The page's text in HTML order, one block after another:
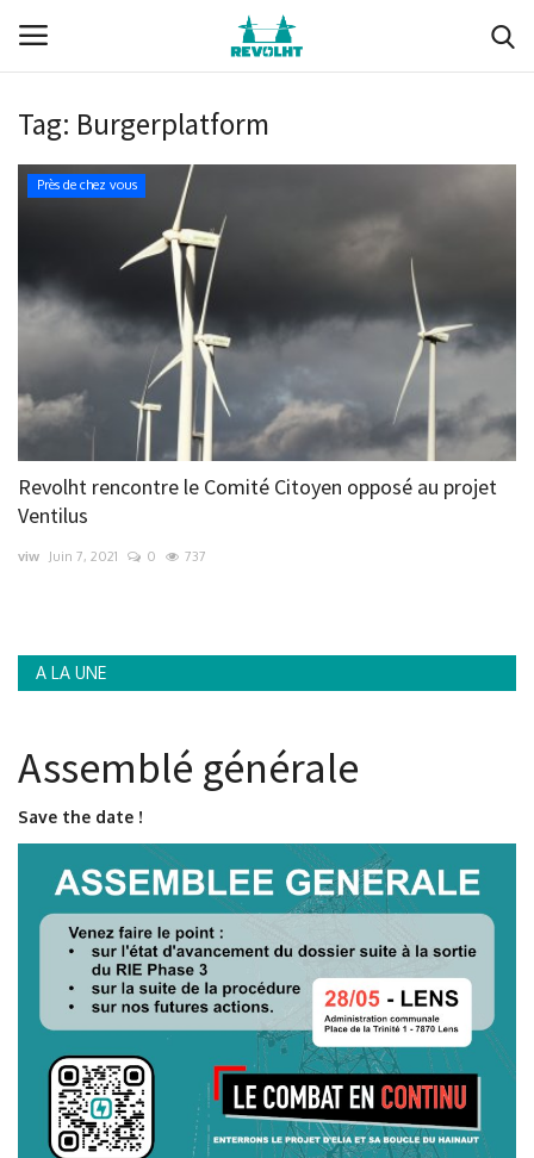
Revolht
Boucle du Hainaut
Documents (membres)
Ils nous soutiennent
Media
Nous soutenir
Membres
Tag: Burgerplatform
Près de chez vous
Revolht rencontre le Comité Citoyen opposé au projet
Ventilus
viw Juin 7, 2021 0 737
A LA UNE
Assemblé générale
Save the date !